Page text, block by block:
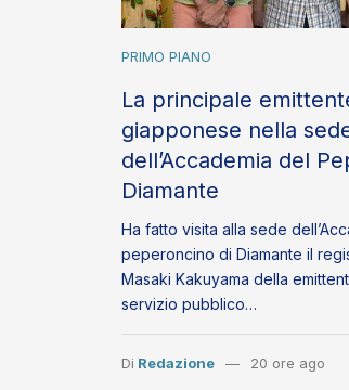
PRIMO PIANO
La principale
giapponese nella
dell’Accademia del
Diamante
Ha fatto visita alla sede
peperoncino di Diamante il
Masaki Kakuyama della
servizio pubblico…
Di Redazione 20 ore ago